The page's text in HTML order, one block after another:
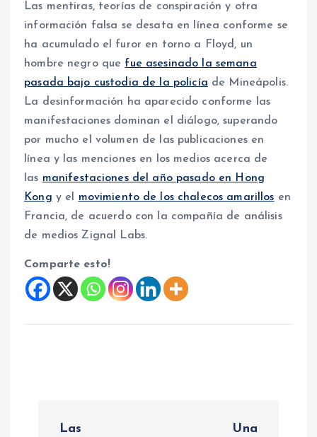
Las mentiras, teorías de conspiración y otra
información falsa se desata en línea conforme se
ha acumulado el furor en torno a Floyd, un
hombre negro que fue asesinado la semana
pasada bajo custodia de la policía de Mineápolis.
La desinformación ha aparecido conforme las
manifestaciones dominan el diálogo, superando
por mucho el volumen de las publicaciones en
línea y las menciones en los medios acerca de
las manifestaciones del año pasado en Hong
Kong y el movimiento de los chalecos amarillos en
Francia, de acuerdo con la compañía de análisis
de medios Zignal Labs.
Comparte esto!
Las
Una